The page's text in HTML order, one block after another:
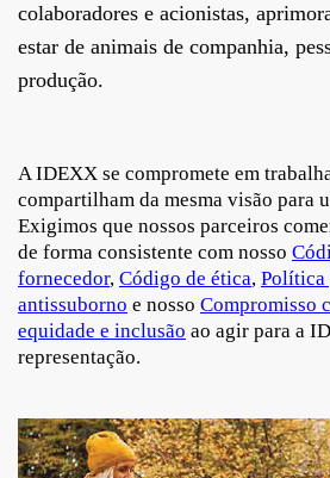
colaboradores e acionistas,
estar de animais de companhia,
produção.
A IDEXX se compromete em
compartilham da mesma visão para
Exigimos que nossos parceiros
de forma consistente com nosso
fornecedor, Código de ética, Política
antissuborno e nosso Compromisso
equidade e inclusão ao agir para a
representação.